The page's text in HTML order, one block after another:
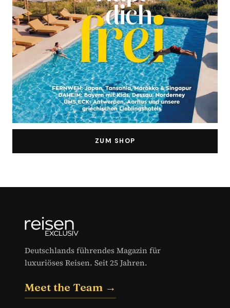
ZUM SHOP
Deutschlands führendes Magazin für
luxuriöses Reisen. Seit 25 Jahren.
Meet the Team →